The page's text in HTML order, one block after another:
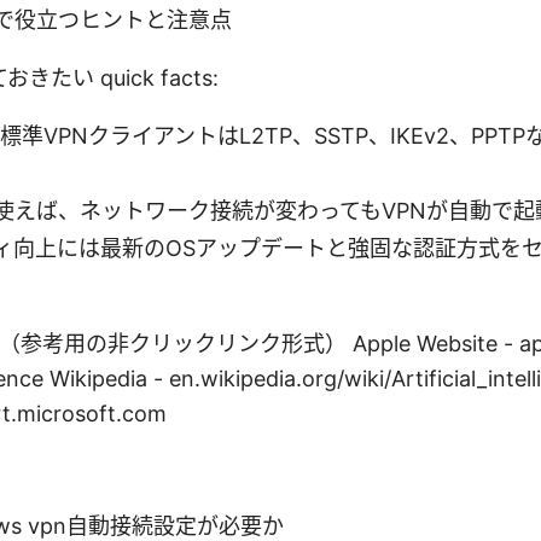
役立つヒントと注意点
おきたい quick facts:
準VPNクライアントはL2TP、SSTP、IKEv2、PPTP
えば、ネットワーク接続が変わってもVPNが自動で起
向上には最新のOSアップデートと強固な認証方式を
参考用の非クリックリンク形式） Apple Website -
Wikipedia - en.wikipedia.org/wiki/
vpn自動接続設定が必要か